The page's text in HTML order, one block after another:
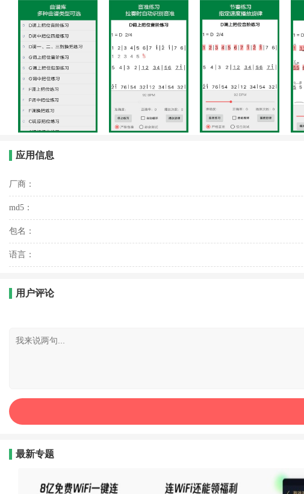
应用信息
厂商：
md5：
包名：
语言：
用户评论
最新专题